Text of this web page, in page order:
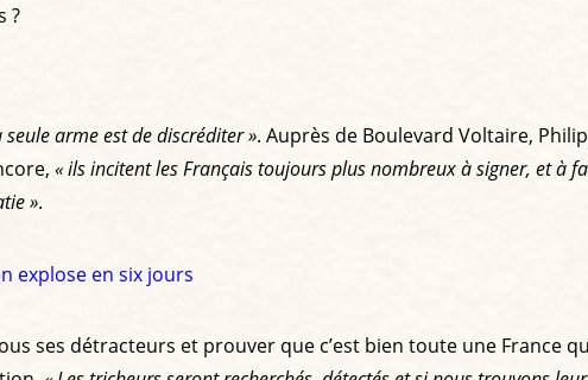
?
arme est de discréditer ». Auprès de Boulevard Voltaire,
« ils incitent les Français toujours plus nombreux à signer, et à
».
explose en six jours
ses détracteurs et prouver que c’est bien toute une France